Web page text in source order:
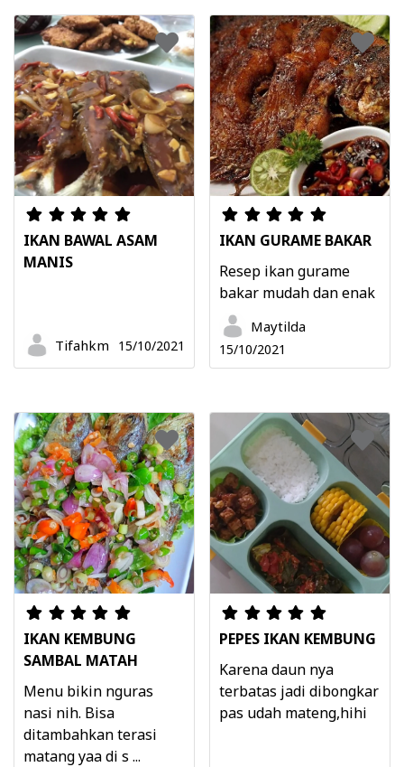
IKAN BAWAL ASAM
MANIS
Tifahkm 15/10/2021
IKAN GURAME BAKAR
Resep ikan gurame
bakar mudah dan enak
Maytilda
15/10/2021
IKAN KEMBUNG
SAMBAL MATAH
Menu bikin nguras
nasi nih. Bisa
ditambahkan terasi
matang yaa di s ...
PEPES IKAN KEMBUNG
Karena daun nya
terbatas jadi dibongkar
pas udah mateng,hihi